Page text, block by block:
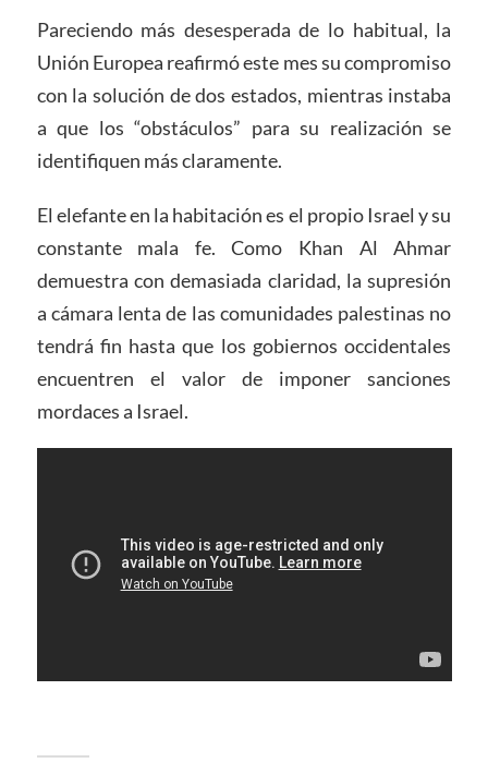
Pareciendo más desesperada de lo habitual, la
Unión Europea reafirmó este mes su compromiso
con la solución de dos estados, mientras instaba
a que los “obstáculos” para su realización se
identifiquen más claramente.
El elefante en la habitación es el propio Israel y su
constante mala fe. Como Khan Al Ahmar
demuestra con demasiada claridad, la supresión
a cámara lenta de las comunidades palestinas no
tendrá fin hasta que los gobiernos occidentales
encuentren el valor de imponer sanciones
mordaces a Israel.